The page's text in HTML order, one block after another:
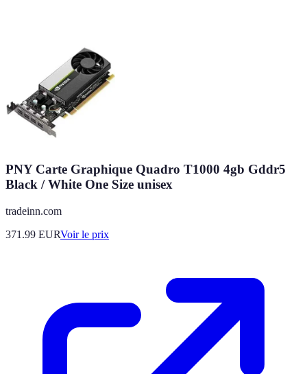
PNY Carte Graphique Quadro T1000 4gb Gddr5
Black / White One Size unisex
tradeinn.com
371.99 EURVoir le prix